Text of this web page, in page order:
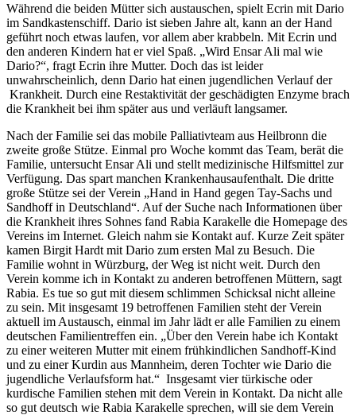
Während die beiden Mütter sich austauschen, spielt Ecrin mit Dario
im Sandkastenschiff. Dario ist sieben Jahre alt, kann an der Hand
geführt noch etwas laufen, vor allem aber krabbeln. Mit Ecrin und
den anderen Kindern hat er viel Spaß. „Wird Ensar Ali mal wie
Dario?“, fragt Ecrin ihre Mutter. Doch das ist leider
unwahrscheinlich, denn Dario hat einen jugendlichen Verlauf der
Krankheit. Durch eine Restaktivität der geschädigten Enzyme brach
die Krankheit bei ihm später aus und verläuft langsamer.
Nach der Familie sei das mobile Palliativteam aus Heilbronn die
zweite große Stütze. Einmal pro Woche kommt das Team, berät die
Familie, untersucht Ensar Ali und stellt medizinische Hilfsmittel zur
Verfügung. Das spart manchen Krankenhausaufenthalt. Die dritte
große Stütze sei der Verein „Hand in Hand gegen Tay-Sachs und
Sandhoff in Deutschland“. Auf der Suche nach Informationen über
die Krankheit ihres Sohnes fand Rabia Karakelle die Homepage des
Vereins im Internet. Gleich nahm sie Kontakt auf. Kurze Zeit später
kamen Birgit Hardt mit Dario zum ersten Mal zu Besuch. Die
Familie wohnt in Würzburg, der Weg ist nicht weit. Durch den
Verein komme ich in Kontakt zu anderen betroffenen Müttern, sagt
Rabia. Es tue so gut mit diesem schlimmen Schicksal nicht alleine
zu sein. Mit insgesamt 19 betroffenen Familien steht der Verein
aktuell im Austausch, einmal im Jahr lädt er alle Familien zu einem
deutschen Familientreffen ein. „Über den Verein habe ich Kontakt
zu einer weiteren Mutter mit einem frühkindlichen Sandhoff-Kind
und zu einer Kurdin aus Mannheim, deren Tochter wie Dario die
jugendliche Verlaufsform hat.“ Insgesamt vier türkische oder
kurdische Familien stehen mit dem Verein in Kontakt. Da nicht alle
so gut deutsch wie Rabia Karakelle sprechen, will sie dem Verein